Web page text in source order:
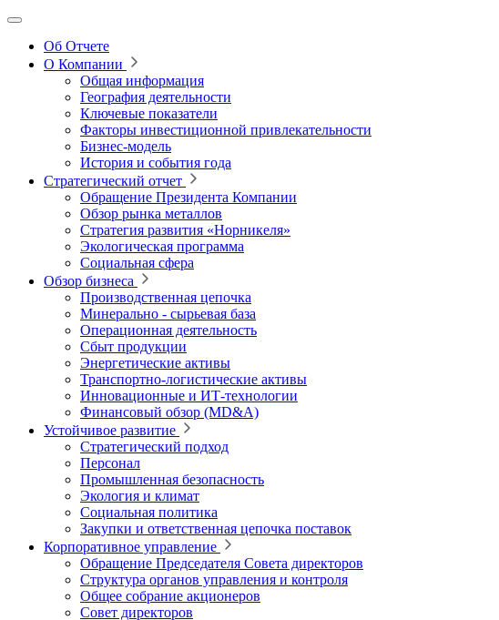
Об Отчете
О Компании
Общая информация
География деятельности
Ключевые показатели
Факторы инвестиционной привлекательности
Бизнес-модель
История и события года
Стратегический отчет
Обращение Президента Компании
Обзор рынка металлов
Стратегия развития «Норникеля»
Экологическая программа
Социальная сфера
Обзор бизнеса
Производственная цепочка
Минерально ‑ сырьевая база
Операционная деятельность
Сбыт продукции
Энергетические активы
Транспортно-логистические активы
Инновационные и ИТ‑технологии
Финансовый обзор (MD&A)
Устойчивое развитие
Стратегический подход
Персонал
Промышленная безопасность
Экология и климат
Социальная политика
Закупки и ответственная цепочка поставок
Корпоративное управление
Обращение Председателя Совета директоров
Структура органов управления и контроля
Общее собрание акционеров
Совет директоров